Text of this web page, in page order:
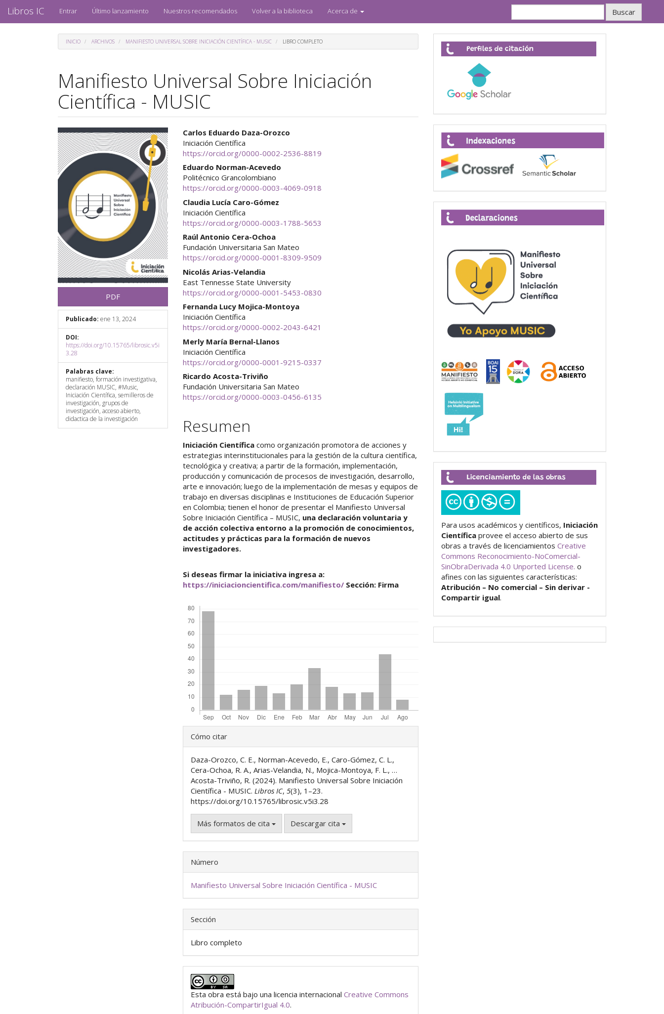
principal
Contenido
Libros IC Entrar Último lanzamiento Nuestros recomendados Volver a la biblioteca Acerca de Buscar
INICIO ARCHIVOS MANIFIESTO UNIVERSAL SOBRE INICIACIÓN CIENTÍFICA - MUSIC LIBRO COMPLETO
Manifiesto Universal Sobre Iniciación
Científica - MUSIC
Barra
lateral
del
artículo
PDF
Publicado: ene 13, 2024
DOI:
https://doi.org/10.15765/librosic.v5i
3.28
Palabras clave:
manifiesto, formación investigativa,
declaración MUSIC, #Music,
Iniciación Científica, semilleros de
investigación, grupos de
investigación, acceso abierto,
didactica de la investigación
Contenido
principal
del
artículo
Carlos Eduardo Daza-Orozco
Iniciación Científica
https://orcid.org/0000-0002-2536-8819
Eduardo Norman-Acevedo
Politécnico Grancolombiano
https://orcid.org/0000-0003-4069-0918
Claudia Lucía Caro-Gómez
Iniciación Científica
https://orcid.org/0000-0003-1788-5653
Raúl Antonio Cera-Ochoa
Fundación Universitaria San Mateo
https://orcid.org/0000-0001-8309-9509
Nicolás Arias-Velandia
East Tennesse State University
https://orcid.org/0000-0001-5453-0830
Fernanda Lucy Mojica-Montoya
Iniciación Científica
https://orcid.org/0000-0002-2043-6421
Merly María Bernal-Llanos
Iniciación Científica
https://orcid.org/0000-0001-9215-0337
Ricardo Acosta-Triviño
Fundación Universitaria San Mateo
https://orcid.org/0000-0003-0456-6135
Resumen
Iniciación Científica como organización promotora de acciones y
estrategias interinstitucionales para la gestión de la cultura científica,
tecnológica y creativa; a partir de la formación, implementación,
producción y comunicación de procesos de investigación, desarrollo,
arte e innovación; luego de la implementación de mesas y equipos de
trabajo en diversas disciplinas e Instituciones de Educación Superior
en Colombia; tienen el honor de presentar el Manifiesto Universal
Sobre Iniciación Científica – MUSIC, una declaración voluntaria y
de acción colectiva entorno a la promoción de conocimientos,
actitudes y prácticas para la formación de nuevos
investigadores.
Si deseas firmar la iniciativa ingresa a:
https://iniciacioncientifica.com/manifiesto/ Sección: Firma
Detalles
del
artículo
Cómo citar
Daza-Orozco, C. E., Norman-Acevedo, E., Caro-Gómez, C. L.,
Cera-Ochoa, R. A., Arias-Velandia, N., Mojica-Montoya, F. L., …
Acosta-Triviño, R. (2024). Manifiesto Universal Sobre Iniciación
Científica - MUSIC. Libros IC,5(3), 1–23.
https://doi.org/10.15765/librosic.v5i3.28
Más formatos de cita Descargar cita
Número
Manifiesto Universal Sobre Iniciación Científica - MUSIC
Sección
Libro completo
Esta obra está bajo una licencia internacionalCreative Commons
Atribución-CompartirIgual 4.0.
Perfiles
citación
Indexaciones
Declaraciones
Licenciamiento
de
las
obras
Para usos académicos y científicos, Iniciación
Científica provee el acceso abierto de sus
obras a través de licenciamientos Creative
Commons Reconocimiento-NoComercial-
SinObraDerivada 4.0 Unported License. o
afines con las siguientes características:
Atribución – No comercial – Sin derivar -
Compartir igual.
Visitantes